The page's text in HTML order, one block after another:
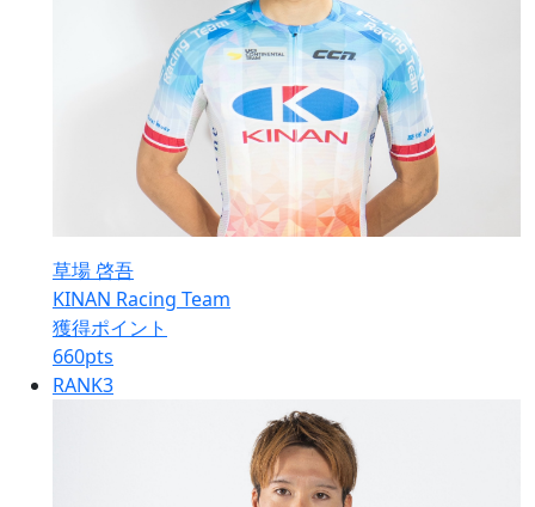
草場 啓吾
KINAN Racing Team
獲得ポイント
660pts
RANK3